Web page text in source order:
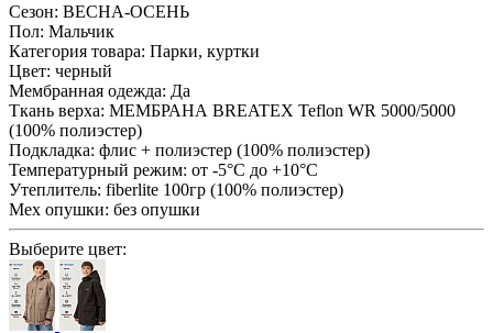
Сезон: ВЕСНА-ОСЕНЬ
Пол: Мальчик
Категория товара: Парки, куртки
Цвет: черный
Мембранная одежда: Да
Ткань верха: МЕМБРАНА BREATEX Teflon WR 5000/5000
(100% полиэстер)
Подкладка: флис + полиэстер (100% полиэстер)
Температурный режим: от -5°С до +10°С
Утеплитель: fiberlite 100гр (100% полиэстер)
Мех опушки: без опушки
Выберите цвет: